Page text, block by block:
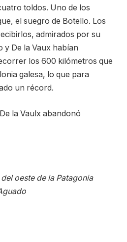
toldos. Uno de los
el suegro de Botello. Los
admirados por su
y De la Vaux habían
los 600 kilómetros que
galesa, lo que para
un récord.
la Vaulx abandonó
oeste de la Patagonia